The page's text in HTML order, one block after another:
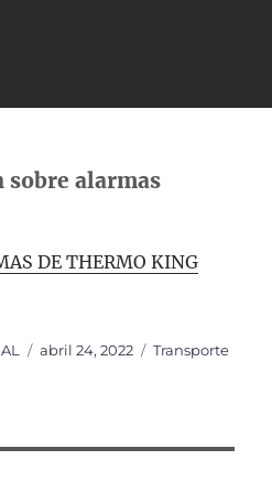
alarmas
DE THERMO KING
Publicado
abril 24, 2022 Categorías
Transporte